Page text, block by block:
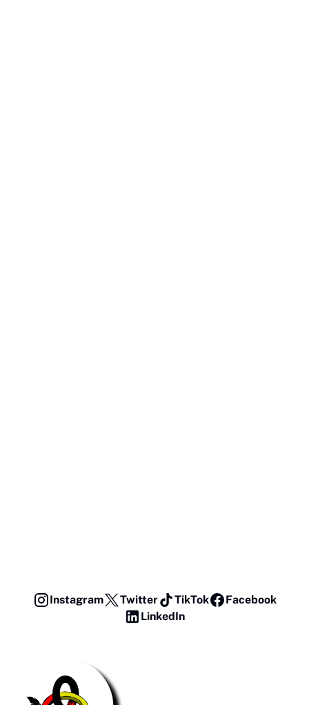
Instagram Twitter TikTok
Facebook
LinkedIn